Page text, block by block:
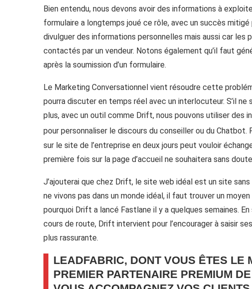
Bien entendu, nous devons avoir des informations à
formulaire a longtemps joué ce rôle, avec un succès
divulguer des informations personnelles mais aussi car
contactés par un vendeur. Notons également qu’il faut
après la soumission d’un formulaire.
Le Marketing Conversationnel vient résoudre cette
pourra discuter en temps réel avec un interlocuteur. S’il ne
plus, avec un outil comme Drift, nous pouvons utiliser des
pour personnaliser le discours du conseiller ou du Chatbot.
sur le site de l’entreprise en deux jours peut vouloir
première fois sur la page d’accueil ne souhaitera sans
J’ajouterai que chez Drift, le site web idéal est un site
ne vivons pas dans un monde idéal, il faut trouver un
pourquoi Drift a lancé Fastlane il y a quelques semaines.
cours de route, Drift intervient pour l’encourager à saisir
plus rassurante.
LEADFABRIC, DONT VOUS ÊTES LE
PREMIER PARTENAIRE PREMIUM